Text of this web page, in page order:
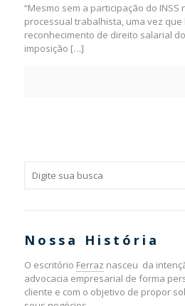
“Mesmo sem a participação do INSS
processual trabalhista, uma vez
reconhecimento de direito salarial
imposição […]
Nossa História
O escritório Ferraz nasceu da
advocacia empresarial de forma
cliente e com o objetivo de propor